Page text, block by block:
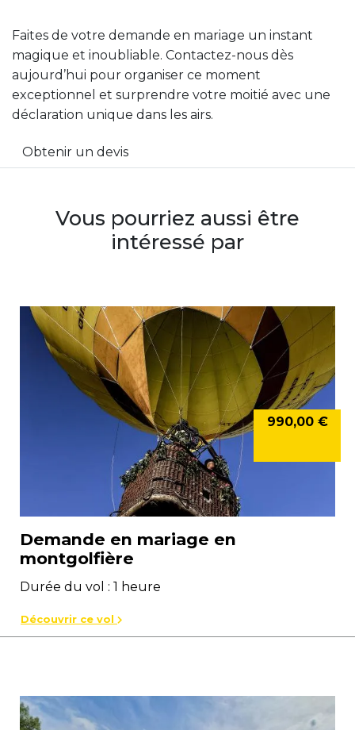
Faites de votre demande en mariage un instant
magique et inoubliable. Contactez-nous dès
aujourd’hui pour organiser ce moment
exceptionnel et surprendre votre moitié avec une
déclaration unique dans les airs.
Obtenir un devis
Vous pourriez aussi être
intéressé par
Demande en mariage en
montgolfière
Durée du vol : 1 heure
990,00 €
Découvrir ce vol